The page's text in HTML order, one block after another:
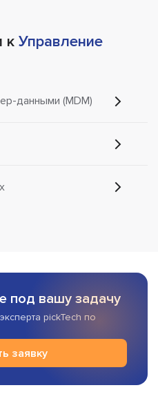
к Управление
данными (MDM)
под вашу задачу
pickTech по
заявку